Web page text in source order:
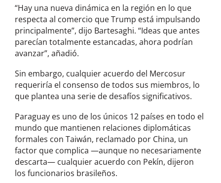
“Hay una nueva dinámica en la región en lo que
respecta al comercio que Trump está impulsando
principalmente”, dijo Bartesaghi. “Ideas que antes
parecían totalmente estancadas, ahora podrían
avanzar”, añadió.
Sin embargo, cualquier acuerdo del Mercosur
requeriría el consenso de todos sus miembros, lo
que plantea una serie de desafíos significativos.
Paraguay es uno de los únicos 12 países en todo el
mundo que mantienen relaciones diplomáticas
formales con Taiwán, reclamado por China, un
factor que complica —aunque no necesariamente
descarta— cualquier acuerdo con Pekín, dijeron
los funcionarios brasileños.